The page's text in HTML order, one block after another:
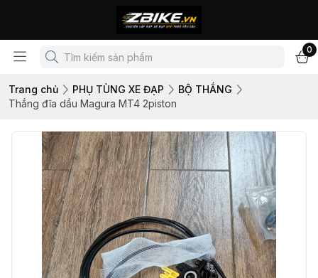
0
Trang chủ PHỤ TÙNG XE ĐẠP
BỘ THẮNG
Thắng đĩa dầu Magura MT4 2piston